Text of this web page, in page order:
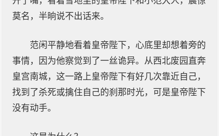
莫名，半晌说不出话来。
范闲平静地看着皇帝陛下，心底里却想着旁的
事情，因为他察觉到了一丝诡异。从西北废园直奔
皇宫南城，这一路上皇帝陛下有好几次靠近自己，
找到了杀死或擒住自己的刹那时光，可是皇帝陛下
没有动手。